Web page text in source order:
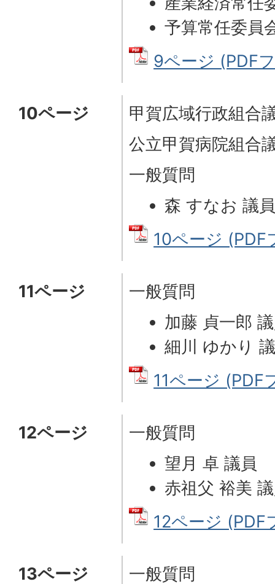
予算常任委員
9ページ (PDF
10ページ
甲賀広域行政組合
公立甲賀病院組合
一般質問
森 すなお 議
10ページ
11ページ
一般質問
加藤 貞一郎
細川 ゆかり
11ページ (PDF
12ページ
一般質問
望月 卓 議員
赤祖父 裕美
12ページ
13ページ
一般質問